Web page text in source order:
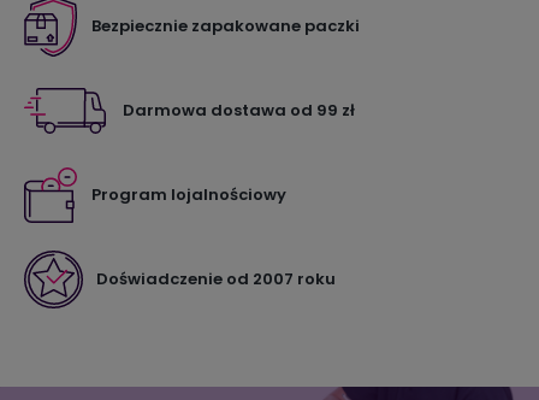
Bezpiecznie zapakowane paczki
Darmowa dostawa od 99 zł
Program lojalnościowy
Doświadczenie od 2007 roku